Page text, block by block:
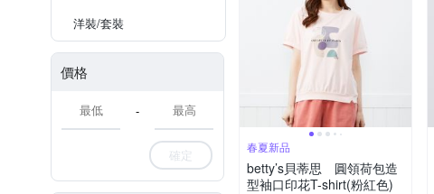
洋裝/套裝
價格
-
確定 春夏新品
betty’s貝蒂思 圓領荷包造
型袖口印花T-shirt(粉紅色)